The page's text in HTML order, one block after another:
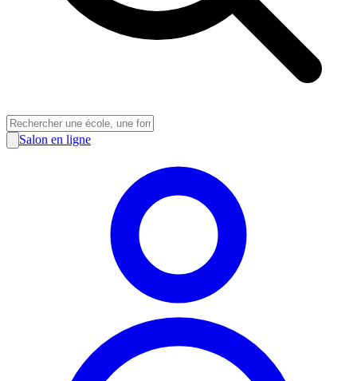
Salon en ligne